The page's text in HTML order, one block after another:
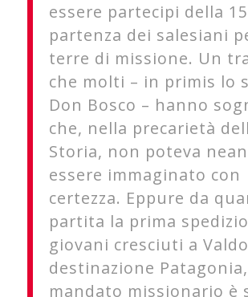
essere partecipi della
partenza dei salesiani
terre di missione. Un
che molti – in primis lo
Don Bosco – hanno
che, nella precarietà
Storia, non poteva
essere immaginato con
certezza. Eppure da
partita la prima
giovani cresciuti a
destinazione
mandato missionario è